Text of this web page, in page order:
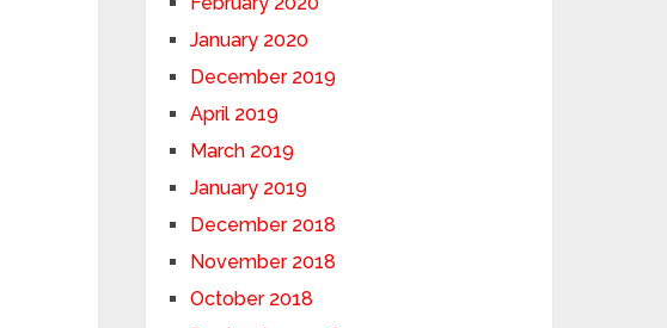
January 2020
December 2019
April 2019
March 2019
January 2019
December 2018
November 2018
October 2018